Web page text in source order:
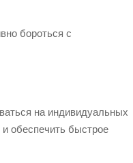
бороться с
на индивидуальных
обеспечить быстрое